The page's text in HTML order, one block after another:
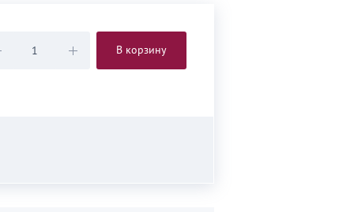
В корзину